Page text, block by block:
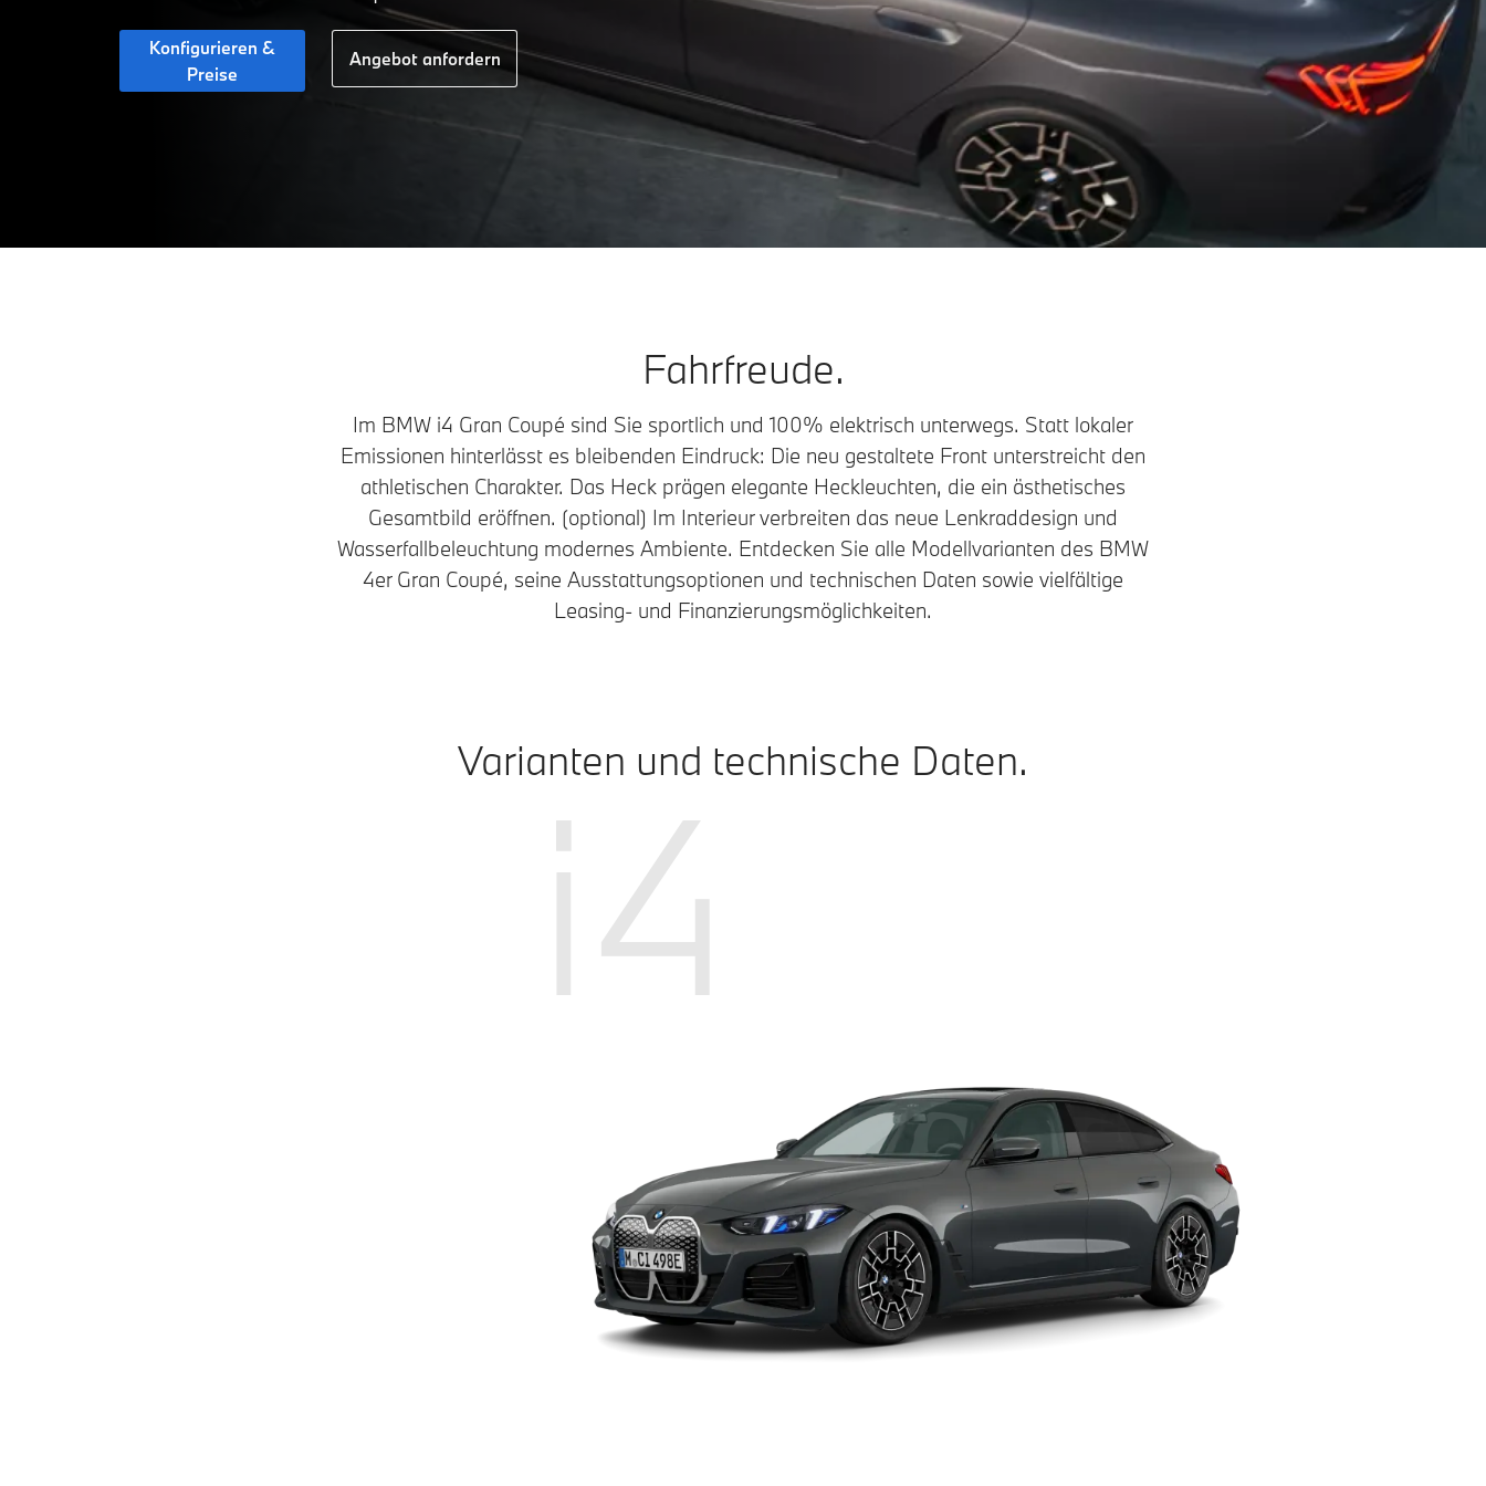
Konfigurieren &
Preise
Angebot anfordern
Fahrfreude.
Im BMW i4 Gran Coupé sind Sie sportlich und 100% elektrisch unterwegs. Statt lokaler
Emissionen hinterlässt es bleibenden Eindruck: Die neu gestaltete Front unterstreicht den
athletischen Charakter. Das Heck prägen elegante Heckleuchten, die ein ästhetisches
Gesamtbild eröffnen. (optional) Im Interieur verbreiten das neue Lenkraddesign und
Wasserfallbeleuchtung modernes Ambiente. Entdecken Sie alle Modellvarianten des BMW
4er Gran Coupé, seine Ausstattungsoptionen und technischen Daten sowie vielfältige
Leasing- und Finanzierungsmöglichkeiten.
Varianten und technische Daten.
i4